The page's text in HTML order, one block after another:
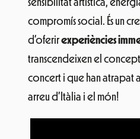
compromís social. És un
d’oferirexperiències
transcendeixen el
concert i que han atrapat
arreu d’Itàlia i el món!